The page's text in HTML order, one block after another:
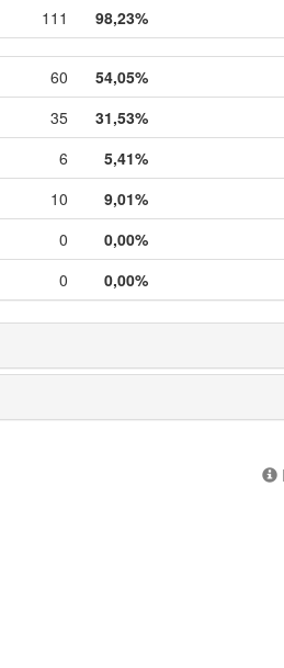
111 98,23%
60 54,05%
35 31,53%
6 5,41%
10 9,01%
0 0,00%
0 0,00%